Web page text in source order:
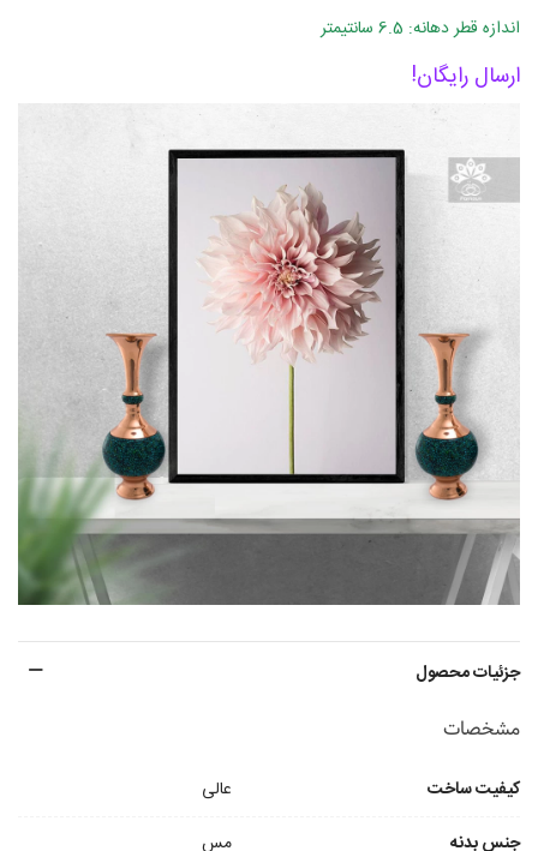
اندازه قطر دهانه: 6.5 سانتیمتر
ارسال رایگان!
جزئیات محصول
مشخصات
کیفیت ساخت
عالی
جنس بدنه
مس